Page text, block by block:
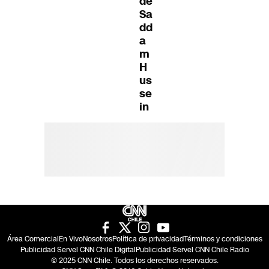
Sa
dd
a
m
H
us
se
in
Área ComercialEn VivoNosotrosPolítica de privacidadTérminos y condiciones
Publicidad Servel CNN Chile DigitalPublicidad Servel CNN Chile Radio
© 2025 CNN Chile. Todos los derechos reservados.